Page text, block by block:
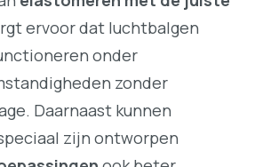
ervoor dat luchtbalgen
onder
zonder
Daarnaast kunnen
zijn ontworpen